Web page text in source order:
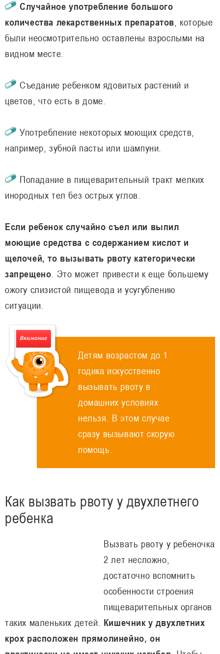
Случайное употребление большого
количества лекарственных препаратов , которые
были неосмотрительно оставлены взрослыми на
видном месте.
Съедание ребенком ядовитых растений и
цветов, что есть в доме.
Употребление некоторых моющих средств,
например, зубной пасты или шампуни.
Попадание в пищеварительный тракт мелких
инородных тел без острых углов.
Если ребенок случайно съел или выпил
моющие средства с содержанием кислот и
щелочей, то вызывать рвоту категорически
запрещено . Это может привести к еще большему
ожогу слизистой пищевода и усугублению
ситуации.
Детям возрастом до 1
годика искусственно
вызывать рвоту в
домашних условиях
нельзя. В этом случае
сразу вызывают скорую
помощь.
Как вызвать рвоту у двухлетнего
ребенка
Вызвать рвоту у ребеночка
2 лет несложно,
достаточно вспомнить
особенности строения
пищеварительных органов
таких маленьких детей. Кишечник у двухлетних
крох расположен прямолинейно, он